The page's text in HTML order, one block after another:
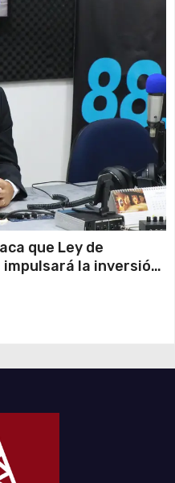
que Ley de
la inversión